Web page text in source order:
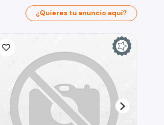
¿Quieres tu anuncio aquí?